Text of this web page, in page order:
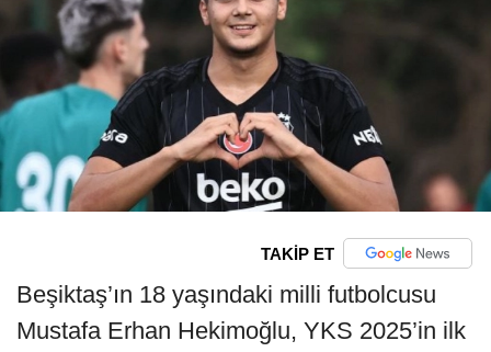
TAKİP ET
Beşiktaş’ın 18 yaşındaki milli futbolcusu
Mustafa Erhan Hekimoğlu, YKS 2025’in ilk